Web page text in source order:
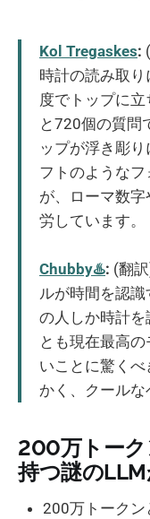
Kol Tregaskes:
時計の読み取
度でトップに
と720個の質問
ップが浮き彫
フトのような
が、ローマ数
労しています。
Chubby♨️: (翻
ルが時間を認
の人しか時計
とも現在最高
いことに驚く
かく、クールな
200万トー
持つ謎の
200万トークン